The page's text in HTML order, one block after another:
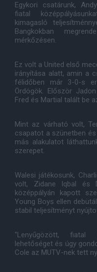
Egykori csatárunk,
fiatal
kimagasló
Bangkokban
mérkőzésen.
Ez volt a United első
irányítása alatt, amin a
félidőben már 3-0-s
Ördögök. Először
Fred és Martial talált be
Mint az várható volt,
csapatot a szünetben
más alakulatot
szerepet.
Walesi játékosunk,
volt, Zidane Iqbal és
középpályán kapott
Young Boys ellen
stabil teljesítményt
"Lenyűgözött,
lehetőséget és úgy
Cole az MUTV-nek tett